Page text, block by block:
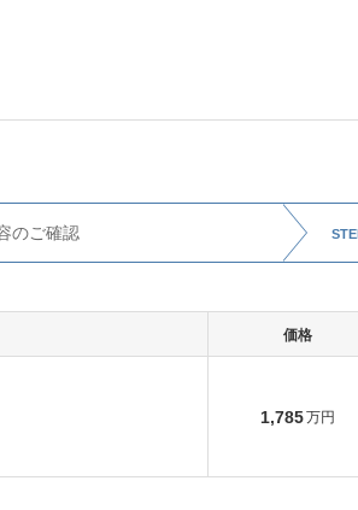
のご確認
価格
1,785万円